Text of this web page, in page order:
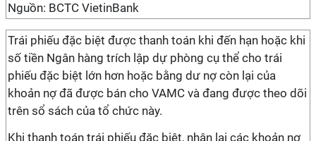
Nguồn: BCTC VietinBank
Trái phiếu đặc biệt được thanh toán khi đến hạn hoặc khi
số tiền Ngân hàng trích lập dự phòng cụ thể cho trái
phiếu đặc biệt lớn hơn hoặc bằng dư nợ còn lại của
khoản nợ đã được bán cho VAMC và đang được theo dõi
trên sổ sách của tổ chức này.
Khi thanh toán trái phiếu đặc biệt, nhận lại các khoản nợ